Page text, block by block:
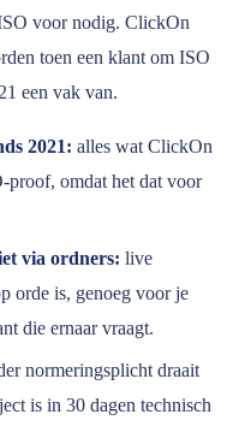
voor nodig. ClickOn
toen een klant om ISO
een vak van.
2021: alles wat ClickOn
proof, omdat het dat voor
via ordners: live
orde is, genoeg voor je
die ernaar vraagt.
normeringsplicht draait
is in 30 dagen technisch